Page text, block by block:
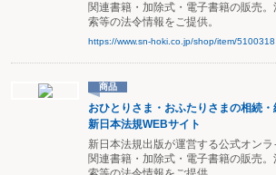
関連書籍・加除式・電子書籍の販売
索等の法令情報をご提供。
https://www.sn-hoki.co.jp/shop/item/5100318
商品
おひとりさま・おふたりさまの相続・
新日本法規WEBサイト
新日本法規出版が運営する公式オン
関連書籍・加除式・電子書籍の販売